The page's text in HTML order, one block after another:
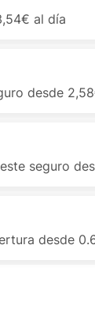
al día
desde
seguro
desde